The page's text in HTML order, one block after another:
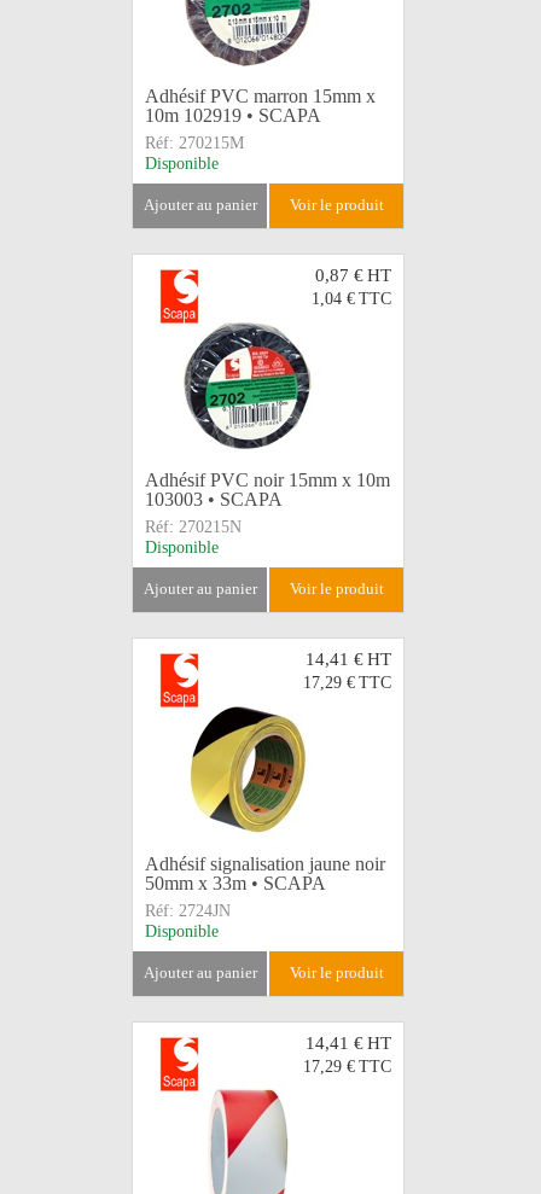
Adhésif PVC marron 15mm x
10m 102919 • SCAPA
Réf: 270215M
Disponible
ajouter au panier voir le produit
0,87 €HT
1,04 € TTC
Adhésif PVC noir 15mm x 10m
103003 • SCAPA
Réf: 270215N
Disponible
ajouter au panier voir le produit
14,41 €HT
17,29 € TTC
Adhésif signalisation jaune noir
50mm x 33m • SCAPA
Réf: 2724JN
Disponible
ajouter au panier voir le produit
14,41 €HT
17,29 € TTC